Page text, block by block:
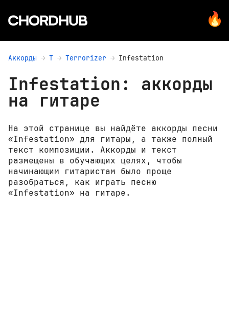
Аккорды T Terrorizer Infestation
Infestation: аккорды
на гитаре
На этой странице вы найдёте аккорды песни
«Infestation» для гитары, а также полный
текст композиции. Аккорды и текст
размещены в обучающих целях, чтобы
начинающим гитаристам было проще
разобраться, как играть песню
«Infestation» на гитаре.